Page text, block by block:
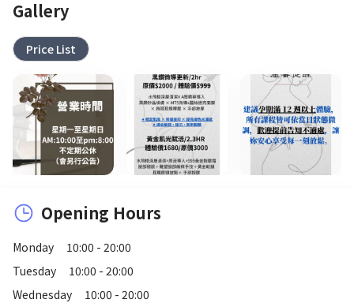
Gallery
Price List
Opening Hours
Monday
10:00 - 20:00
Tuesday
10:00 - 20:00
Wednesday
10:00 - 20:00